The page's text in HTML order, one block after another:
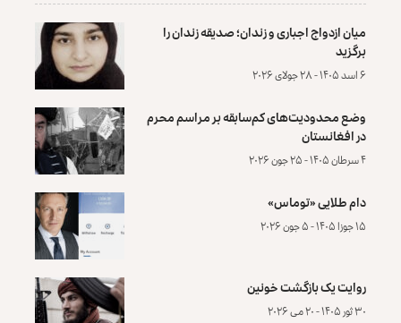
میان ازدواج اجباری و زندان؛ صدیقه زندان را
برگزید
۶ اسد ۱۴۰۵ - ۲۸ جولای ۲۰۲۶
وضع محدودیت‌های کم‌سابقه بر مراسم محرم
در افغانستان
۴ سرطان ۱۴۰۵ - ۲۵ جون ۲۰۲۶
دام طلایی «توماس»
۱۵ جوزا ۱۴۰۵ - ۵ جون ۲۰۲۶
روایت یک بازگشت خونین
۳۰ ثور ۱۴۰۵ - ۲۰ می ۲۰۲۶